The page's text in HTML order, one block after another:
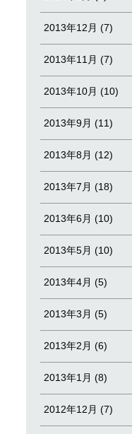
2013年12月 (7)
2013年11月 (7)
2013年10月 (10)
2013年9月 (11)
2013年8月 (12)
2013年7月 (18)
2013年6月 (10)
2013年5月 (10)
2013年4月 (5)
2013年3月 (5)
2013年2月 (6)
2013年1月 (8)
2012年12月 (7)